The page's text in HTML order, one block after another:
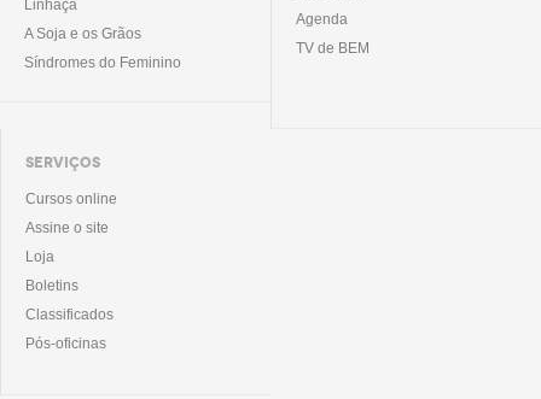
Linhaça
A Soja e os Grãos
Síndromes do Feminino
Agenda
TV de BEM
SERVIÇOS
Cursos online
Assine o site
Loja
Boletins
Classificados
Pós-oficinas